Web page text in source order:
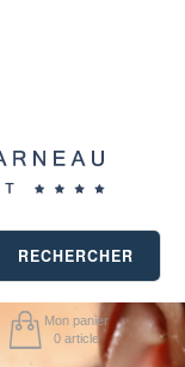
RECHERCHER
Mon panier
0 article